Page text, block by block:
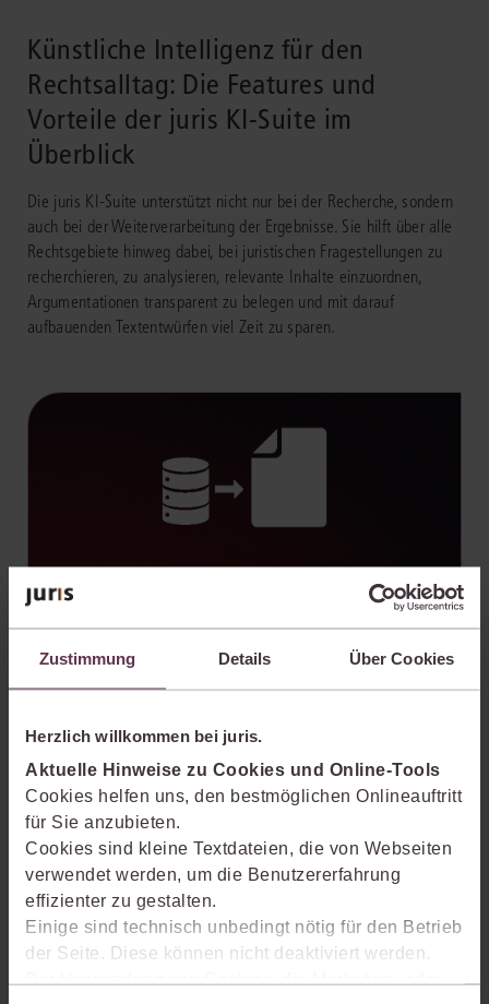
Zustimmung Details Über Cookies
Herzlich willkommen bei juris.
Aktuelle Hinweise zu Cookies und Online-Tools
Cookies helfen uns, den bestmöglichen Onlineauftritt
für Sie anzubieten.
Cookies sind kleine Textdateien, die von Webseiten
verwendet werden, um die Benutzererfahrung
effizienter zu gestalten.
Einige sind technisch unbedingt nötig für den Betrieb
der Seite. Diese können nicht deaktiviert werden.
Der Verwendung von Cookies, die Marketing- oder
Künstliche Intelligenz für den
Rechtsalltag: Die Features und
Vorteile der juris KI-Suite im
Überblick
Die juris KI-Suite unterstützt nicht nur bei der Recherche, sondern
auch bei der Weiterverarbeitung der Ergebnisse. Sie hilft über alle
Rechtsgebiete hinweg dabei, bei juristischen Fragestellungen zu
recherchieren, zu analysieren, relevante Inhalte einzuordnen,
Argumentationen transparent zu belegen und mit darauf
aufbauenden Textentwürfen viel Zeit zu sparen.
Die juris KI-Suite wurde speziell für Rechtsthemen
entwickelt. Sie greift nicht auf beliebige frei
juris Datenraum mit den hochwertigen, aktuellen
Inhalten von juris und der jurisAllianz über alle
Rechtsgebiete hinweg.